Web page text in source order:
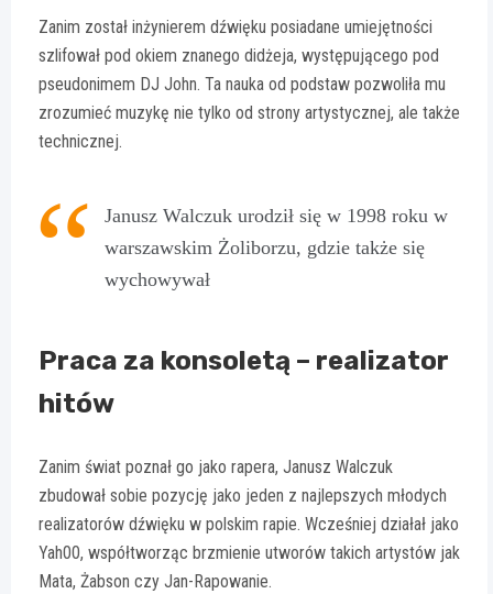
Zanim został inżynierem dźwięku posiadane umiejętności
szlifował pod okiem znanego didżeja, występującego pod
pseudonimem DJ John. Ta nauka od podstaw pozwoliła mu
zrozumieć muzykę nie tylko od strony artystycznej, ale także
technicznej.
Janusz Walczuk urodził się w 1998 roku w
warszawskim Żoliborzu, gdzie także się
wychowywał
Praca za konsoletą – realizator
hitów
Zanim świat poznał go jako rapera, Janusz Walczuk
zbudował sobie pozycję jako jeden z najlepszych młodych
realizatorów dźwięku w polskim rapie. Wcześniej działał jako
Yah00, współtworząc brzmienie utworów takich artystów jak
Mata, Żabson czy Jan-Rapowanie.